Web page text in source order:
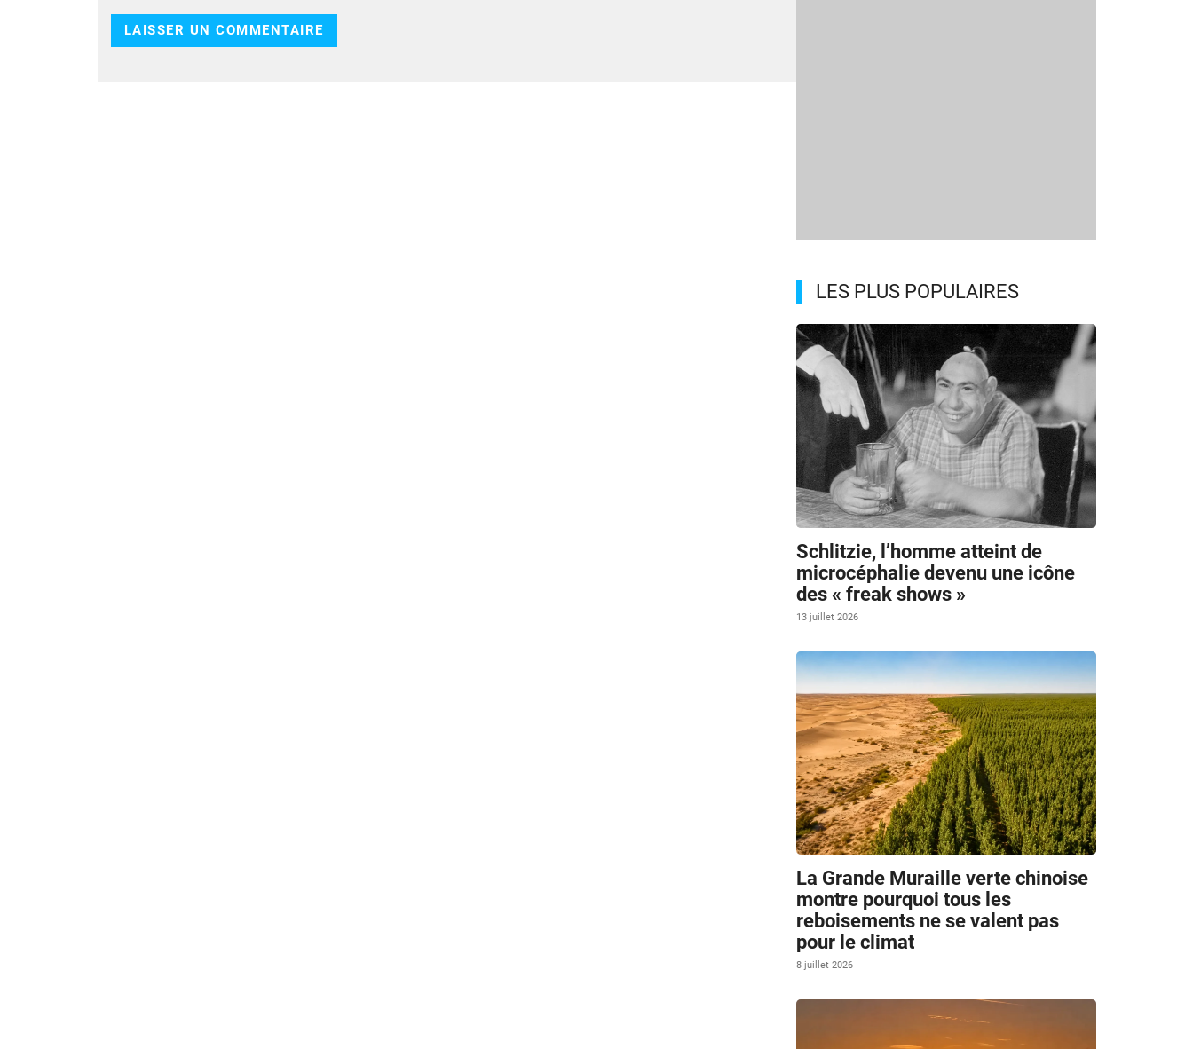
LES PLUS POPULAIRES
Schlitzie, l’homme atteint de
microcéphalie devenu une icône
des « freak shows »
13 juillet 2026
La Grande Muraille verte chinoise
montre pourquoi tous les
reboisements ne se valent pas
pour le climat
8 juillet 2026